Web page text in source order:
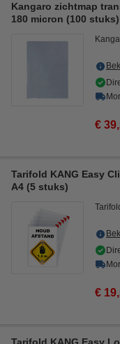
Kangaro zichtmap
180 micron (100 stuks)
€
Tarifold KANG Easy
A4 (5 stuks)
€